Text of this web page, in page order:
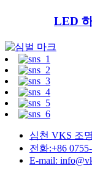
LED
심천 VKS 조
전화:+86
E-mail: